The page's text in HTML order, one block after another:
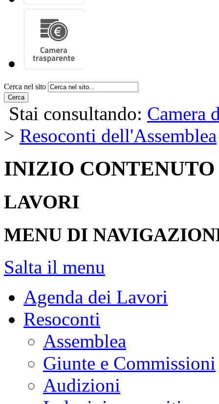
Cerca nel sito
Cerca
Stai consultando: Camera
> Resoconti dell'Assemblea
INIZIO CONTENUTO
LAVORI
MENU DI
Salta il menu
Agenda dei Lavori
Resoconti
Assemblea
Giunte e Commissioni
Audizioni